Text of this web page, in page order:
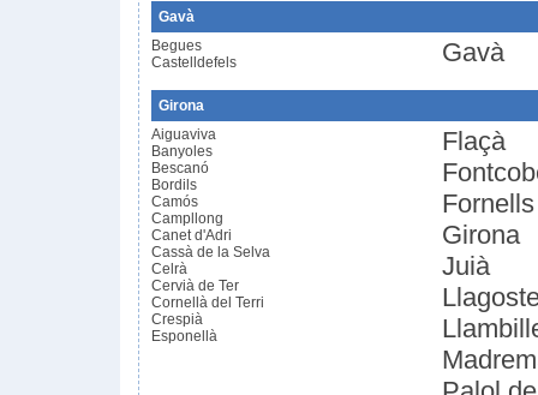
Gavà
Begues
Castelldefels
Gavà
Girona
Aiguaviva
Banyoles
Bescanó
Bordils
Camós
Campllong
Canet d'Adri
Cassà de la Selva
Celrà
Cervià de Ter
Cornellà del Terri
Crespià
Esponellà
Flaçà
Girona
Juià